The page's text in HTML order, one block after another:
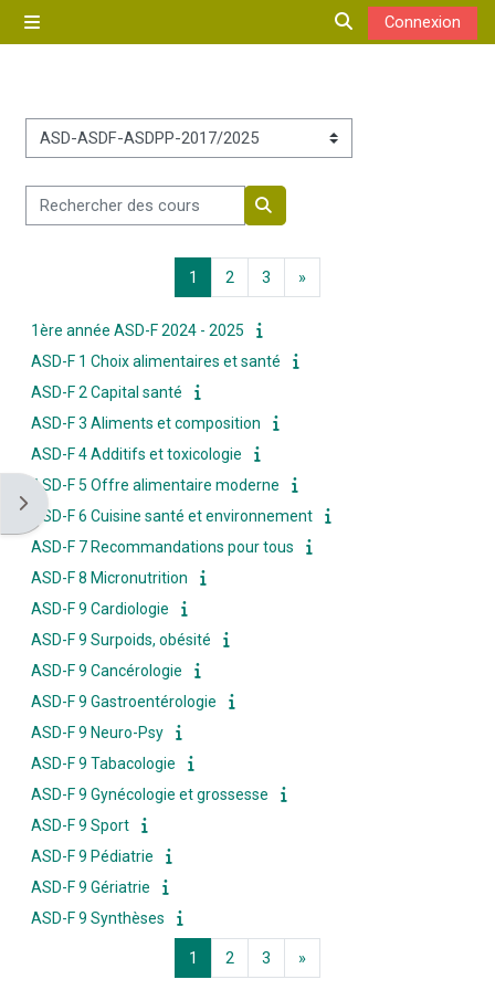
Activer/désactiver
Connexion
Ouvrir le tiroir des blocs
Catégories de cours
Rechercher des cours
Rechercher des cours
1 Page 1
2 Page 2
3 Page 3
»Page suivante
1ère année ASD-F 2024 - 2025
ASD-F 1 Choix alimentaires et santé
ASD-F 2 Capital santé
ASD-F 3 Aliments et composition
ASD-F 4 Additifs et toxicologie
ASD-F 5 Offre alimentaire moderne
ASD-F 6 Cuisine santé et environnement
ASD-F 7 Recommandations pour tous
ASD-F 8 Micronutrition
ASD-F 9 Cardiologie
ASD-F 9 Surpoids, obésité
ASD-F 9 Cancérologie
ASD-F 9 Gastroentérologie
ASD-F 9 Neuro-Psy
ASD-F 9 Tabacologie
ASD-F 9 Gynécologie et grossesse
ASD-F 9 Sport
ASD-F 9 Pédiatrie
ASD-F 9 Gériatrie
ASD-F 9 Synthèses
1 Page 1
2 Page 2
3 Page 3
»Page suivante